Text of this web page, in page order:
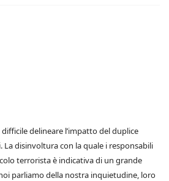
delineare l’impatto del duplice
disinvoltura con la quale i responsabili
terrorista è indicativa di un grande
parliamo della nostra inquietudine, loro